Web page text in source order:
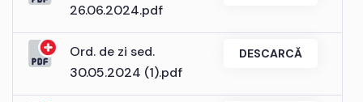
26.06.2024.pdf
Ord. de zi sed.
30.05.2024 (1).pdf
DESCARCĂ